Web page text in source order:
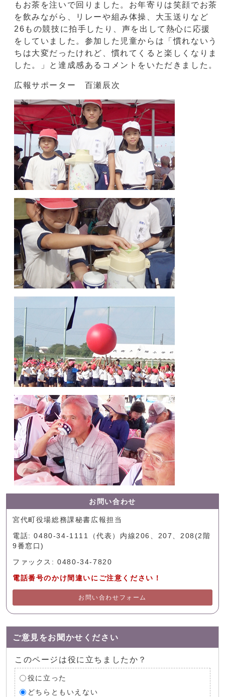
もお茶を注いで回りました。お年寄りは笑顔でお茶
を飲みながら、リレーや組み体操、大玉送りなど
26もの競技に拍手したり、声を出して熱心に応援
をしていました。参加した児童からは「慣れないう
ちは大変だったけれど、慣れてくると楽しくなりま
した。」と達成感あるコメントをいただきました。
広報サポーター 百瀬辰次
お問い合わせ
宮代町役場総務課秘書広報担当
電話: 0480-34-1111（代表）内線206、207、208(2階
9番窓口)
ファックス: 0480-34-7820
電話番号のかけ間違いにご注意ください！
お問い合わせフォーム
ご意見をお聞かせください
このページは役に立ちましたか？
役に立った
どちらともいえない